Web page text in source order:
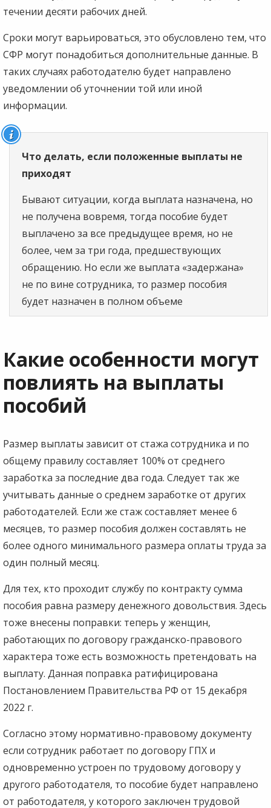
течении десяти рабочих дней.
Сроки могут варьироваться, это обусловлено тем, что
СФР могут понадобиться дополнительные данные. В
таких случаях работодателю будет направлено
уведомлении об уточнении той или иной
информации.
Что делать, если положенные выплаты не
приходят
Бывают ситуации, когда выплата назначена, но
не получена вовремя, тогда пособие будет
выплачено за все предыдущее время, но не
более, чем за три года, предшествующих
обращению. Но если же выплата «задержана»
не по вине сотрудника, то размер пособия
будет назначен в полном объеме
Какие особенности могут
повлиять на выплаты
пособий
Размер выплаты зависит от стажа сотрудника и по
общему правилу составляет 100% от среднего
заработка за последние два года. Следует так же
учитывать данные о среднем заработке от других
работодателей. Если же стаж составляет менее 6
месяцев, то размер пособия должен составлять не
более одного минимального размера оплаты труда за
один полный месяц.
Для тех, кто проходит службу по контракту сумма
пособия равна размеру денежного довольствия. Здесь
тоже внесены поправки: теперь у женщин,
работающих по договору гражданско-правового
характера тоже есть возможность претендовать на
выплату. Данная поправка ратифицирована
Постановлением Правительства РФ от 15 декабря
2022 г.
Согласно этому нормативно-правовому документу
если сотрудник работает по договору ГПХ и
одновременно устроен по трудовому договору у
другого работодателя, то пособие будет направлено
от работодателя, у которого заключен трудовой